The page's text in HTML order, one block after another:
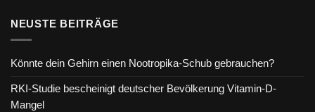
NEUSTE BEITRÄGE
Könnte dein Gehirn einen Nootropika-Schub gebrauchen?
RKI-Studie bescheinigt deutscher Bevölkerung Vitamin-D-
Mangel